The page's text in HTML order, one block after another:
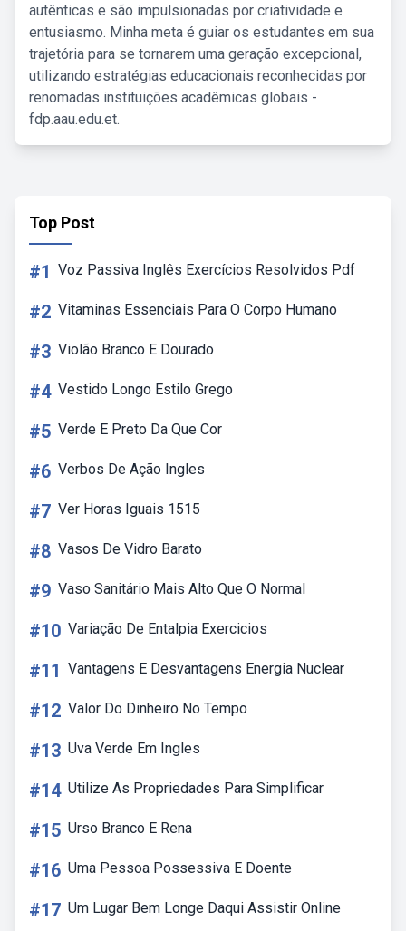
autênticas e são impulsionadas por criatividade e
entusiasmo. Minha meta é guiar os estudantes em sua
trajetória para se tornarem uma geração excepcional,
utilizando estratégias educacionais reconhecidas por
renomadas instituições acadêmicas globais -
fdp.aau.edu.et.
Top Post
#1 Voz Passiva Inglês Exercícios Resolvidos Pdf
#2 Vitaminas Essenciais Para O Corpo Humano
#3 Violão Branco E Dourado
#4 Vestido Longo Estilo Grego
#5 Verde E Preto Da Que Cor
#6 Verbos De Ação Ingles
#7 Ver Horas Iguais 1515
#8 Vasos De Vidro Barato
#9 Vaso Sanitário Mais Alto Que O Normal
#10 Variação De Entalpia Exercicios
#11 Vantagens E Desvantagens Energia Nuclear
#12 Valor Do Dinheiro No Tempo
#13 Uva Verde Em Ingles
#14 Utilize As Propriedades Para Simplificar
#15 Urso Branco E Rena
#16 Uma Pessoa Possessiva E Doente
#17 Um Lugar Bem Longe Daqui Assistir Online